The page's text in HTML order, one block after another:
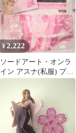
¥2,222
ソードアート・オンラ
イン アスナ(私服) プレ
ミアムビッグブランケ